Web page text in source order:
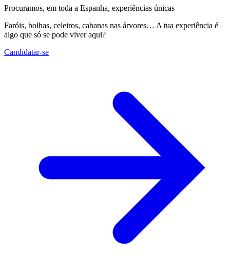
Procuramos, em toda a Espanha, experiências únicas
Faróis, bolhas, celeiros, cabanas nas árvores… A tua experiência é
algo que só se pode viver aqui?
Candidatar-se